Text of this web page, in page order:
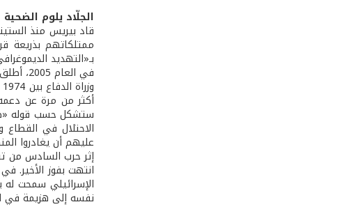
الجلّاد يلوم الضحية
قاد بيريس منذ
ممتلكاتهم بذريعة
بـ«التهديد
في
الاحتلال في القطاع
عليهم أن يغادروا
الإسرائيلي سمحت له
نفسه إلى هزيمة في